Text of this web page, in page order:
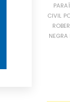
CIVIL
NEGRA